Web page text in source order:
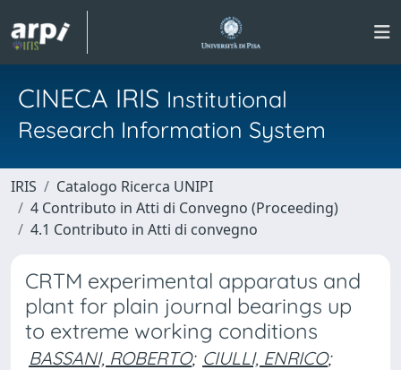
CINECA IRIS Institutional
Research Information System
IRIS
Catalogo Ricerca UNIPI
4 Contributo in Atti di Convegno (Proceeding)
4.1 Contributo in Atti di convegno
CRTM experimental apparatus and
plant for plain journal bearings up
to extreme working conditions
BASSANI, ROBERTO; CIULLI, ENRICO;